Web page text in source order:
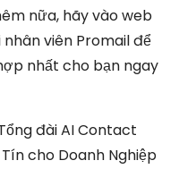
nữa, hãy vào web
viên Promail để
nhất cho bạn ngay
đài AI Contact
cho Doanh Nghiệp